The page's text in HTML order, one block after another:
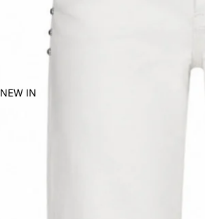
NEW IN